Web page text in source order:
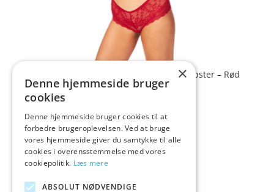
NORTIE Gunilla Bundløs Rød Blonde Hipster – Rød
– S/M
Vurderet
3.8
ud af 5
kr.79,00 Den
oprindelige
pris
var:
kr.59,25
aktuelle
pris
×
Denne hjemmeside bruger
cookies
Denne hjemmeside bruger cookies til at
forbedre brugeroplevelsen. Ved at bruge
vores hjemmeside giver du samtykke til alle
cookies i overensstemmelse med vores
cookiepolitik. Læs mere
ABSOLUT NØDVENDIGE